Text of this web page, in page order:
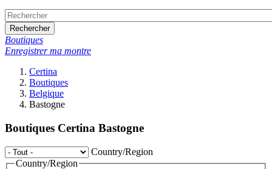
Rechercher
Boutiques
Enregistrer ma montre
Certina
Boutiques
Belgique
Bastogne
Boutiques Certina Bastogne
Country/Region
Country/Region